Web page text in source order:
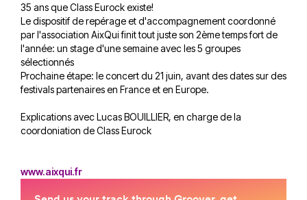
35 ans que Class Eurock existe!
Le dispositif de repérage et d'accompagnement coordonné
par l'association AixQui finit tout juste son 2ème temps fort de
l'année: un stage d'une semaine avec les 5 groupes
sélectionnés
Prochaine étape: le concert du 21 juin, avant des dates sur des
festivals partenaires en France et en Europe.
Explications avec Lucas BOUILLIER, en charge de la
coordoniation de Class Eurock
www.aixqui.fr